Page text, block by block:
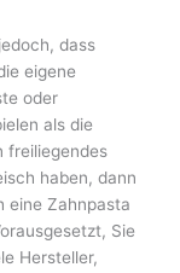
dass
eigene
oder
als die
freiliegendes
haben, dann
eine Zahnpasta
Sie
Hersteller,